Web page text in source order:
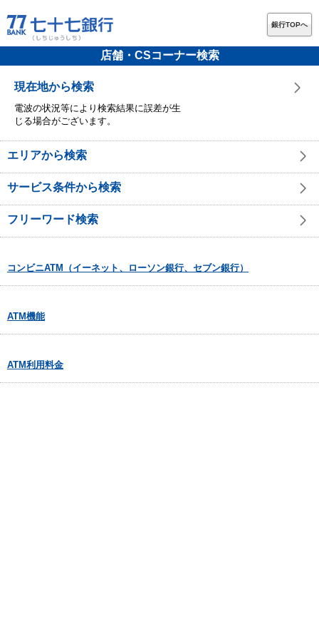
銀行TOPへ
店舗・CSコーナー検索
現在地から検索
電波の状況等により検索結果に誤差が生
じる場合がございます。
エリアから検索
サービス条件から検索
フリーワード検索
コンビニATM（イーネット、ローソン銀行、セブン銀行）
ATM機能
ATM利用料金